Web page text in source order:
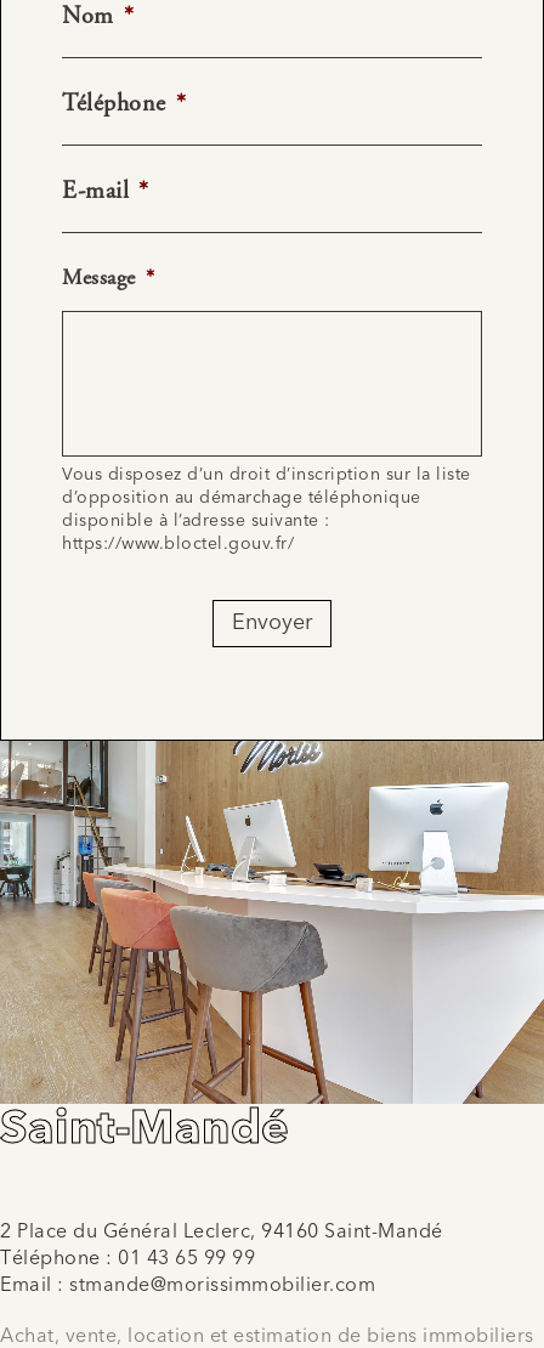
Nom *
Téléphone *
E-mail *
Message *
Vous disposez d’un droit d’inscription sur la liste
d’opposition au démarchage téléphonique
disponible à l’adresse suivante :
https://www.bloctel.gouv.fr/
Envoyer
Saint-Mandé
2 Place du Général Leclerc, 94160 Saint-Mandé
Téléphone : 01 43 65 99 99
Email : stmande@morissimmobilier.com
Achat, vente, location et estimation de biens immobiliers